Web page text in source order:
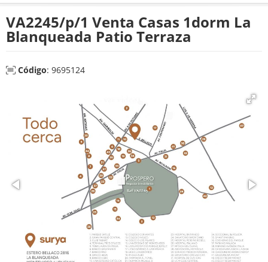
VA2245/p/1 Venta Casas 1dorm La
Blanqueada Patio Terraza
Código: 9695124